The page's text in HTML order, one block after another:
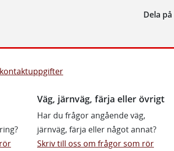
Dela på
Väg, järnväg, färja eller övrigt
Har du frågor angående väg,
järnväg, färja eller något annat?
Skriv till oss om frågor som rör